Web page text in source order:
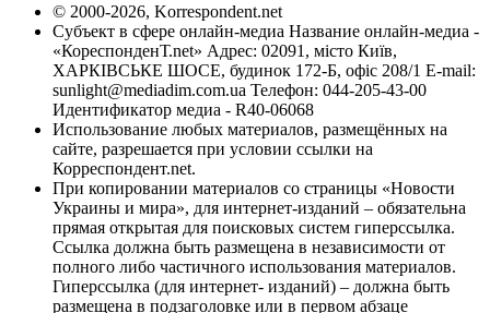
© 2000-2026, Korrespondent.net
Субъект в сфере онлайн-медиа Название онлайн-медиа -
«КореспонденТ.net» Адрес: 02091, місто Київ,
ХАРКІВСЬКЕ ШОСЕ, будинок 172-Б, офіс 208/1 E-mail:
sunlight@mediadim.com.ua Телефон: 044-205-43-00
Идентификатор медиа - R40-06068
Использование любых материалов, размещённых на
сайте, разрешается при условии ссылки на
Корреспондент.net.
При копировании материалов со страницы «Новости
Украины и мира», для интернет-изданий – обязательна
прямая открытая для поисковых систем гиперссылка.
Ссылка должна быть размещена в независимости от
полного либо частичного использования материалов.
Гиперссылка (для интернет- изданий) – должна быть
размещена в подзаголовке или в первом абзаце